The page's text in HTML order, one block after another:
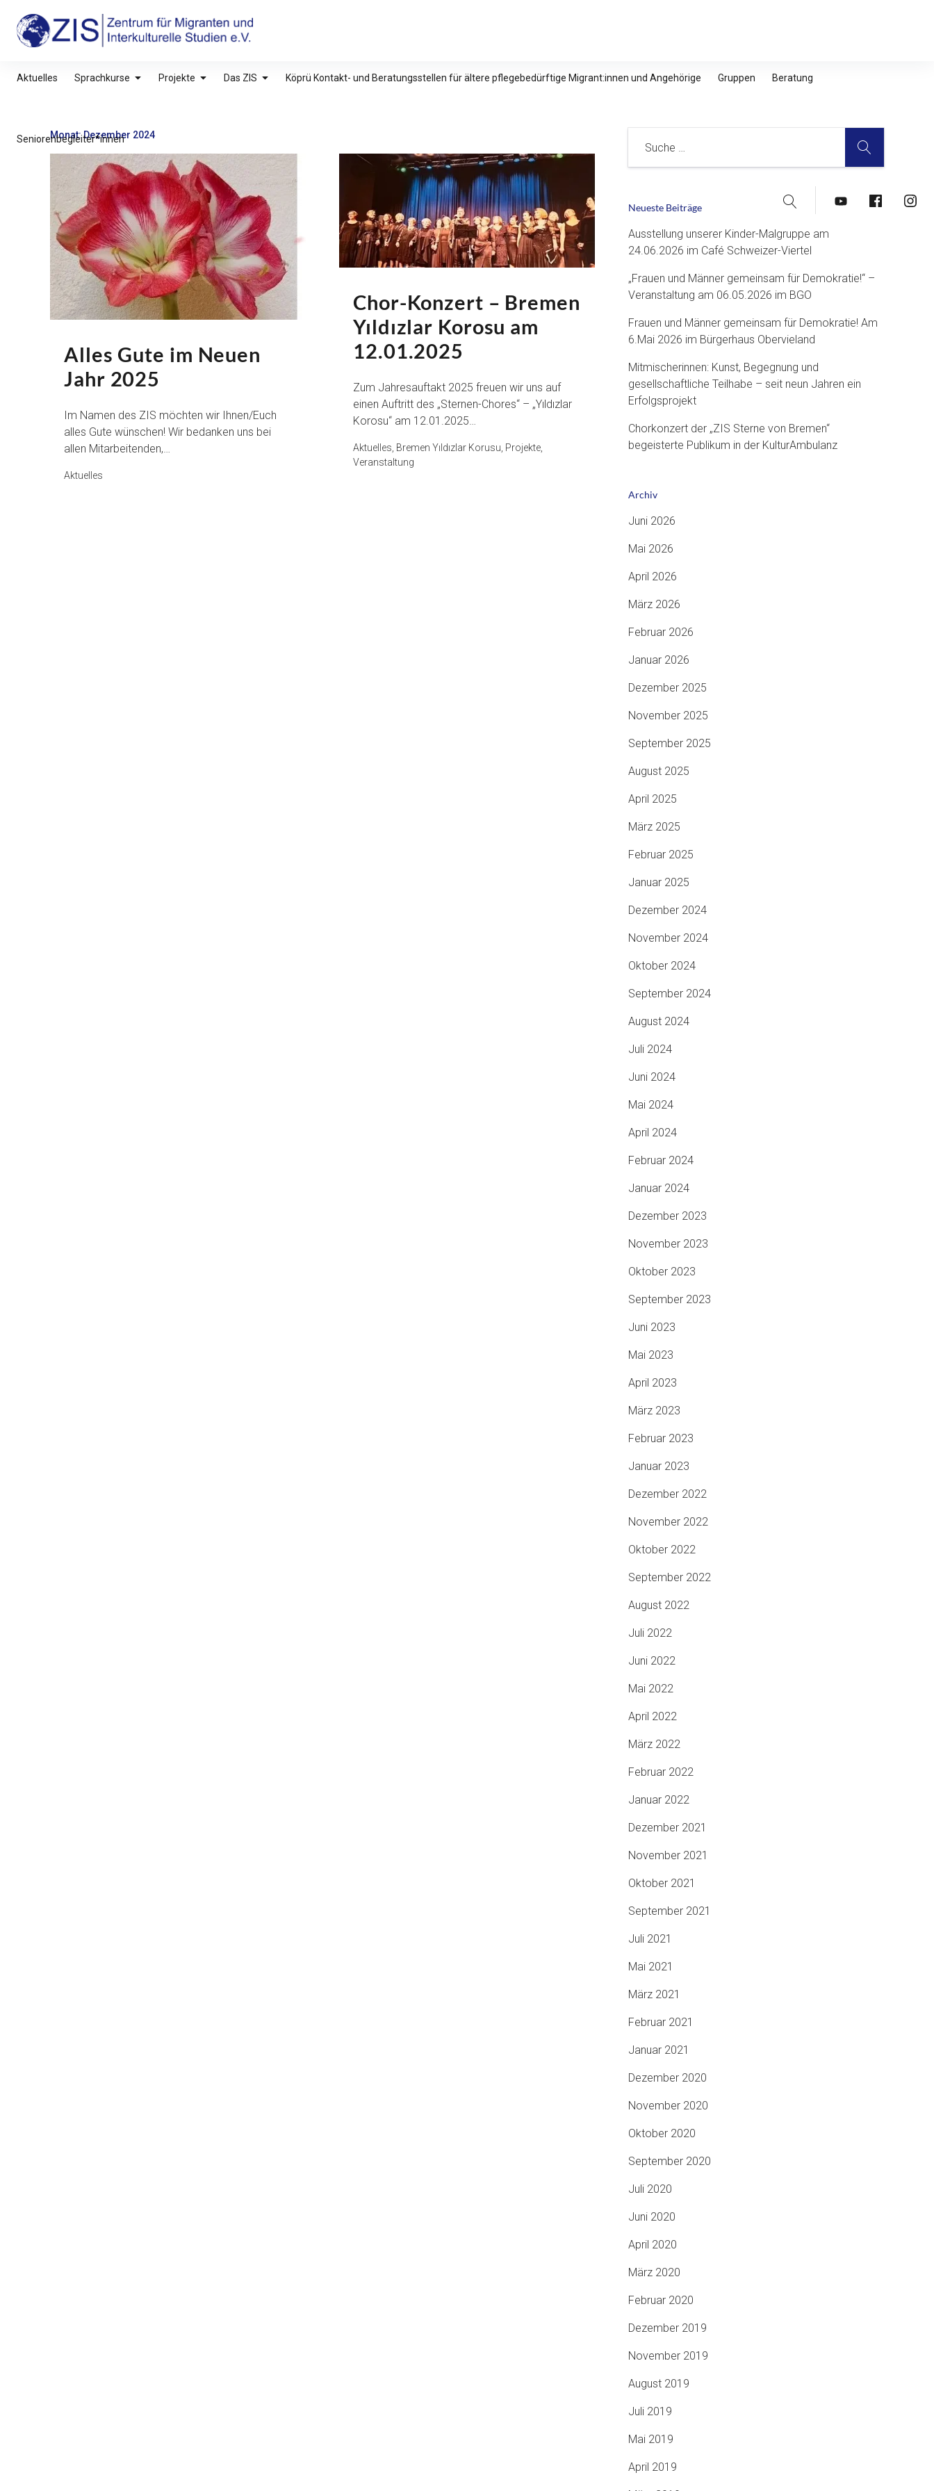
überspringen
ZIS – Zentrum für Migranten und Interkulturelle Studien e.V.
Aktuelles Sprachkurse Projekte Das ZIS Köprü Kontakt- und Beratungsstellen für ältere pflegebedürftige Migrant:innen und Angehörige Gruppen Beratung
Seniorenbegleiter*innen
Suche YouTubeFacebook
Monat:Dezember 2024
Alles Gute im Neuen
Jahr 2025
Im Namen des ZIS möchten wir Ihnen/Euch
alles Gute wünschen! Wir bedanken uns bei
allen Mitarbeitenden,…
Aktuelles
Chor-Konzert – Bremen
Yıldızlar Korosu am
12.01.2025
Zum Jahresauftakt 2025 freuen wir uns auf
einen Auftritt des „Sternen-Chores“ – „Yıldızlar
Korosu“ am 12.01.2025…
Aktuelles, Bremen Yıldızlar Korusu, Projekte,
Veranstaltung
Neueste Beiträge
Ausstellung unserer Kinder-Malgruppe am
24.06.2026 im Café Schweizer-Viertel
„Frauen und Männer gemeinsam für Demokratie!“ –
Veranstaltung am 06.05.2026 im BGO
Frauen und Männer gemeinsam für Demokratie! Am
6.Mai 2026 im Bürgerhaus Obervieland
Mitmischerinnen: Kunst, Begegnung und
gesellschaftliche Teilhabe – seit neun Jahren ein
Erfolgsprojekt
Chorkonzert der „ZIS Sterne von Bremen“
begeisterte Publikum in der KulturAmbulanz
Archiv
Juni 2026
Mai 2026
April 2026
März 2026
Februar 2026
Januar 2026
Dezember 2025
November 2025
September 2025
August 2025
April 2025
März 2025
Februar 2025
Januar 2025
Dezember 2024
November 2024
Oktober 2024
September 2024
August 2024
Juli 2024
Juni 2024
Mai 2024
April 2024
Februar 2024
Januar 2024
Dezember 2023
November 2023
Oktober 2023
September 2023
Juni 2023
Mai 2023
April 2023
März 2023
Februar 2023
Januar 2023
Dezember 2022
November 2022
Oktober 2022
September 2022
August 2022
Juli 2022
Juni 2022
Mai 2022
April 2022
März 2022
Februar 2022
Januar 2022
Dezember 2021
November 2021
Oktober 2021
September 2021
Juli 2021
Mai 2021
März 2021
Februar 2021
Januar 2021
Dezember 2020
November 2020
Oktober 2020
September 2020
Juli 2020
Juni 2020
April 2020
März 2020
Februar 2020
Dezember 2019
November 2019
August 2019
Juli 2019
Mai 2019
April 2019